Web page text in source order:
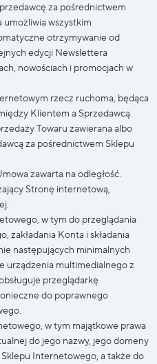
za pośrednictwem
wszystkim
otrzymywanie od
edycji Newslettera
nowościach i promocjach w
rzecz ruchoma, będąca
Klientem a Sprzedawcą.
Towaru zawierana albo
za pośrednictwem Sklepu
zawarta na odległość.
Stronę internetową,
w tym do przeglądania
Konta i składania
następujących minimalnych
urządzenia multimedialnego z
przeglądarkę
do poprawnego
w tym majątkowe prawa
do jego nazwy, jego domeny
Internetowego, a także do